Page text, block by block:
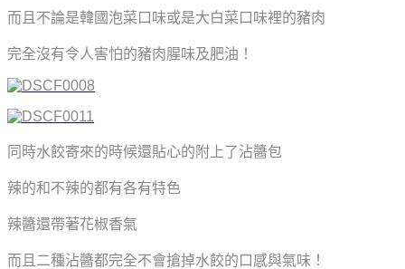
而且不論是韓國泡菜口味或是大白菜口味裡的豬肉
完全沒有令人害怕的豬肉腥味及肥油！
同時水餃寄來的時候還貼心的附上了沾醬包
辣的和不辣的都有各有特色
辣醬還帶著花椒香氣
而且二種沾醬都完全不會搶掉水餃的口感與氣味！